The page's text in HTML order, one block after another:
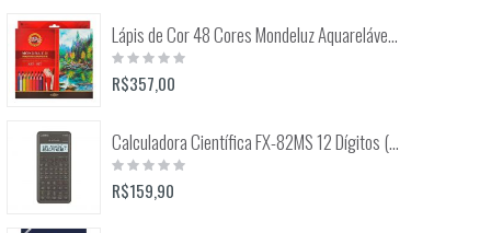
Lápis de Cor 48 Cores Mondeluz Aquarelável (Koh-I-Noor)
Rating:
0%
R$357,00
Calculadora Científica FX-82MS 12 Dígitos (Casio)
Rating:
0%
R$159,90